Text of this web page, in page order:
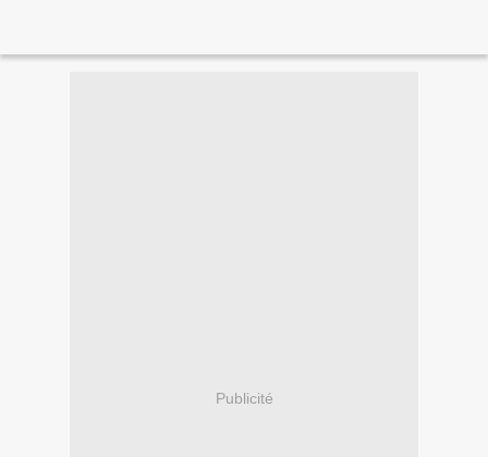
Publicité